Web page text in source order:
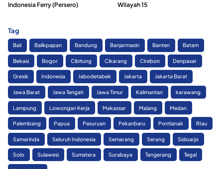
Indonesia Ferry (Persero)
Wilayah 15
Tag
Bali Balikpapan Bandung Banjarmasin Banten Batam
Bekasi Bogor Cibitung Cikarang Cirebon Denpasar
Gresik Indonesia Jabodetabek Jakarta Jakarta Barat
Jawa Barat Jawa Tengah Jawa Timur Kalimantan karawang
Lampung Lowongan Kerja Makassar Malang Medan
Palembang Papua Pasuruan Pekanbaru Pontianak RIau
Samarinda Seluruh Indonesia Semarang Serang Sidoarjo
Solo Sulawesi Sumatera Surabaya Tangerang Tegal